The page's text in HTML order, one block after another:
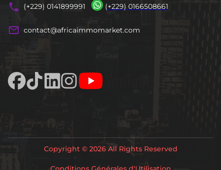
phones(+229) 0141899991 (+229) 0166508661
mail_outline contact@africaimmomarket.com
Copyright © 2026 All Rights Reserved